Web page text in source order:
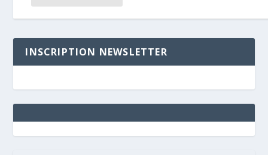
INSCRIPTION NEWSLETTER